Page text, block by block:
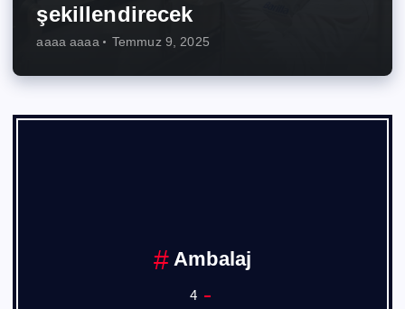
şekillendirecek
aaaa aaaa Temmuz 9, 2025
Ambalaj
4